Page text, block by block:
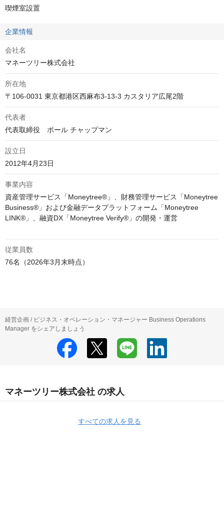
喫煙室設置
企業情報
会社名
マネーツリー株式会社
所在地
〒106-0031 東京都港区西麻布3-13-3 カスタリア広尾2階
代表者
代表取締役　ポール チャップマン
設立日
2012年4月23日
事業内容
資産管理サービス「Moneytree®︎」、財務管理サービス「Moneytree
Business®︎」および金融データプラットフォーム「Moneytree
LINK®︎」、融資DX「Moneytree Verify®︎」の開発・運営
従業員数
76名（2026年3月末時点）
経営企画 / ビジネス・オペレーション・マネージャー Business Operations
Manager をシェアしましょう
マネーツリー株式会社 の求人
すべての求人を見る